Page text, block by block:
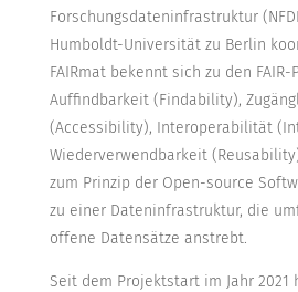
Forschungsdateninfrastruktur
Humboldt-Universität zu Berlin
FAIRmat bekennt sich zu den
Auffindbarkeit (Findability),
(Accessibility), Interoperabilität
Wiederverwendbarkeit
zum Prinzip der Open-source
zu einer Dateninfrastruktur, die
offene Datensätze anstrebt.
Seit dem Projektstart im Jahr 2021